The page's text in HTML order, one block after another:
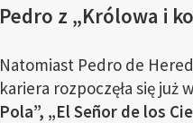
Pedro z „Królowa i
Natomiast Pedro de
kariera rozpoczęła się
Pola”, „El Señor de los